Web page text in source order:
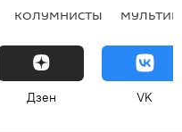
КОЛУМНИСТЫ
Дзен VK